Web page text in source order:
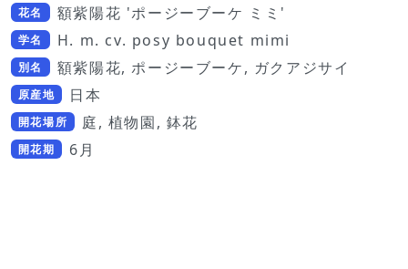
花名 額紫陽花 'ポージーブーケ ミミ'
学名 H. m. cv. posy bouquet mimi
別名 額紫陽花, ポージーブーケ, ガクアジサイ
原産地 日本
開花場所 庭, 植物園, 鉢花
開花期 6月